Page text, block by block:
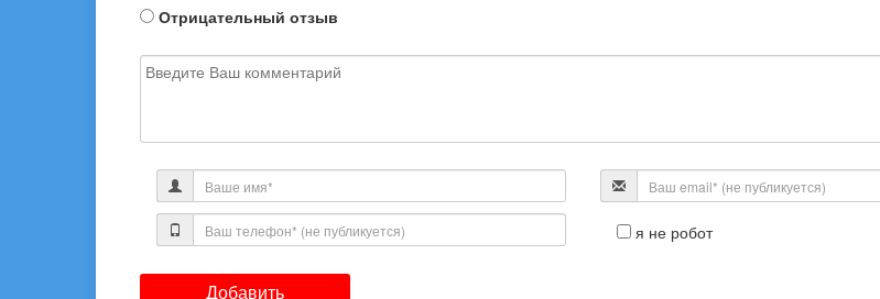
Отрицательный отзыв
я не робот